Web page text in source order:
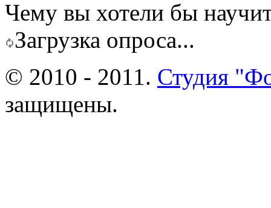
Чему вы хотели бы
Загрузка опроса...
© 2010 - 2011. Студия
защищены.